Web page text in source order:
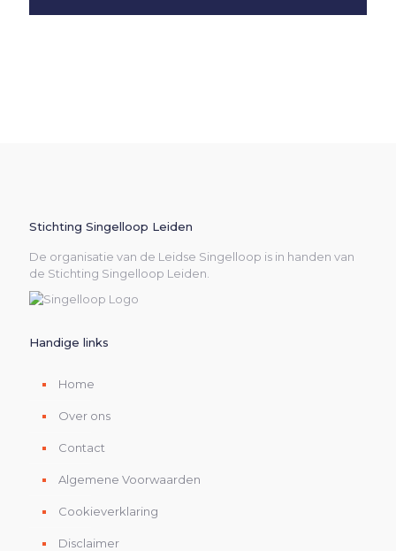
Stichting Singelloop Leiden
De organisatie van de Leidse Singelloop is in handen van
de Stichting Singelloop Leiden.
Handige links
Home
Over ons
Contact
Algemene Voorwaarden
Cookieverklaring
Disclaimer